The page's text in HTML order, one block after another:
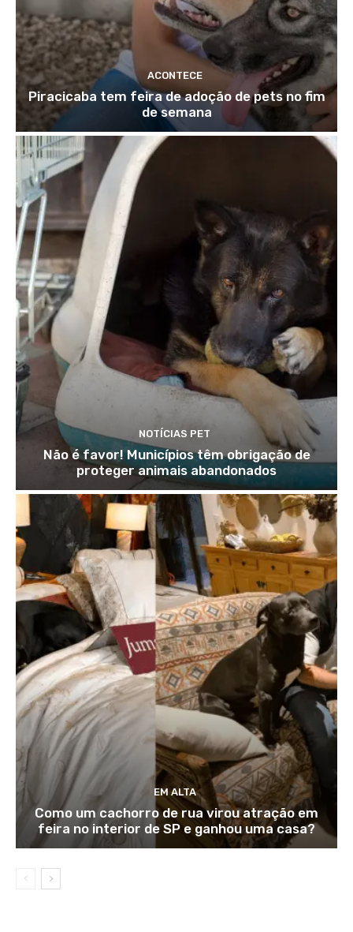
ACONTECE
Piracicaba tem feira de adoção de pets no fim
de semana
NOTÍCIAS PET
Não é favor! Municípios têm obrigação de
proteger animais abandonados
EM ALTA
Como um cachorro de rua virou atração em
feira no interior de SP e ganhou uma casa?